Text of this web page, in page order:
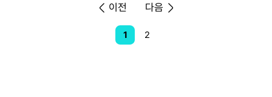
이전
1 2
다음